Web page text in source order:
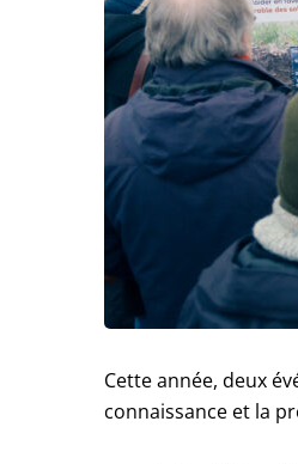
Cette année, deux
connaissance et la